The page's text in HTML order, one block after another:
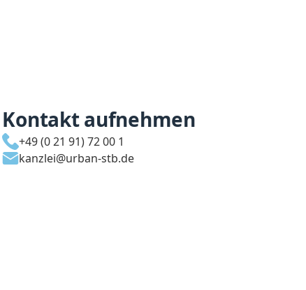
Kontakt aufnehmen
+49 (0 21 91) 72 00 1
kanzlei@urban-stb.de